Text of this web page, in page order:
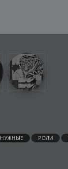
НУЖНЫЕ РОЛИ